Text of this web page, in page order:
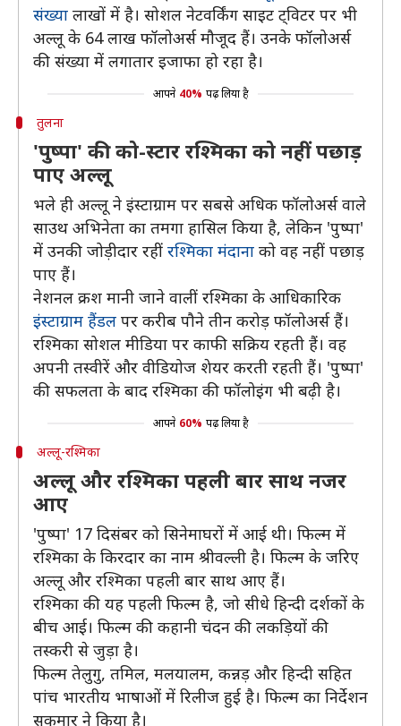
संख्या लाखों में है। सोशल नेटवर्किंग साइट ट्विटर पर भी
अल्लू के 64 लाख फॉलोअर्स मौजूद हैं। उनके फॉलोअर्स
की संख्या में लगातार इजाफा हो रहा है।
आपने 40% पढ़ लिया है
तुलना
'पुष्पा' की को-स्टार रश्मिका को नहीं पछाड़
पाए अल्लू
भले ही अल्लू ने इंस्टाग्राम पर सबसे अधिक फॉलोअर्स वाले
साउथ अभिनेता का तमगा हासिल किया है, लेकिन 'पुष्पा'
में उनकी जोड़ीदार रहीं रश्मिका मंदाना को वह नहीं पछाड़
पाए हैं।
नेशनल क्रश मानी जाने वालीं रश्मिका के आधिकारिक
इंस्टाग्राम हैंडल पर करीब पौने तीन करोड़ फॉलोअर्स हैं।
रश्मिका सोशल मीडिया पर काफी सक्रिय रहती हैं। वह
अपनी तस्वीरें और वीडियोज शेयर करती रहती हैं। 'पुष्पा'
की सफलता के बाद रश्मिका की फॉलोइंग भी बढ़ी है।
आपने 60% पढ़ लिया है
अल्लू-रश्मिका
अल्लू और रश्मिका पहली बार साथ नजर
आए
'पुष्पा' 17 दिसंबर को सिनेमाघरों में आई थी। फिल्म में
रश्मिका के किरदार का नाम श्रीवल्ली है। फिल्म के जरिए
अल्लू और रश्मिका पहली बार साथ आए हैं।
रश्मिका की यह पहली फिल्म है, जो सीधे हिन्दी दर्शकों के
बीच आई। फिल्म की कहानी चंदन की लकड़ियों की
तस्करी से जुड़ा है।
फिल्म तेलुगु, तमिल, मलयालम, कन्नड़ और हिन्दी सहित
पांच भारतीय भाषाओं में रिलीज हुई है। फिल्म का निर्देशन
सुकुमार ने किया है।